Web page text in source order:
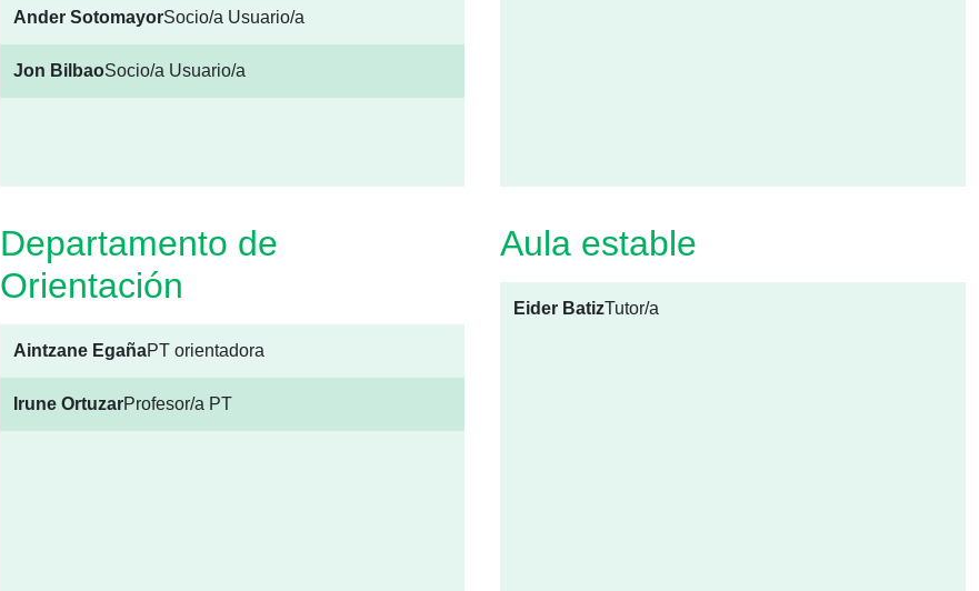
Ander SotomayorSocio/a Usuario/a
Jon BilbaoSocio/a Usuario/a
Departamento de
Orientación
Aintzane EgañaPT orientadora
Irune OrtuzarProfesor/a PT
Aula estable
Eider BatizTutor/a